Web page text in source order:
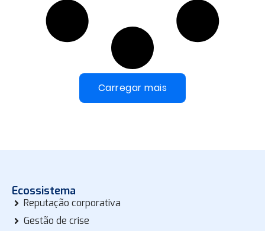
Carregar mais
Ecossistema
Reputação corporativa
Gestão de crise